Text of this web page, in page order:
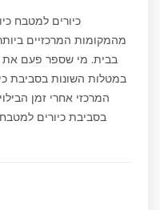
כיורים למטבח
מהמקומות המרכזיים
בבית. מי שספר פעם את
במטלות השונות בסביבת
המרכזי אחרי זמן
בסביבת כיורים